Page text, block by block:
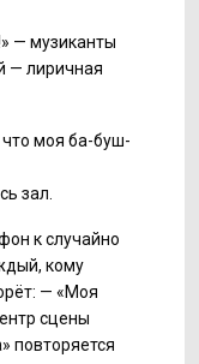
— музиканты
— лиричная
моя ба-буш-
зал.
к случайно
кому
— «Моя
сцены
повторяется